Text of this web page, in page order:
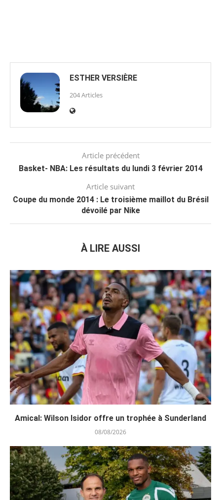
ESTHER VERSIÈRE
204 Articles
Article précédent
Basket- NBA: Les résultats du lundi 3 février 2014
Article suivant
Coupe du monde 2014 : Le troisième maillot du Brésil
dévoilé par Nike
À LIRE AUSSI
Amical: Wilson Isidor offre un trophée à Sunderland
08/08/2026